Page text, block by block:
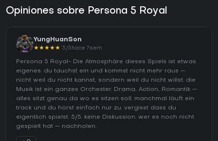
Opiniones sobre Persona 5 Royal
YungHuanSon
★★★★★ 5/5 hace 7sem
Persona 5 Royal- Die Atmosphäre dieses Spiels ist etwas
eigenes. du tauchst ein und kommst nicht mehr raus —
nicht weil du nicht kannst, sondern weil du nicht willst. die
Musik ist ein ganzes Orchester. Drama, Action, Romantik —
alles sitzt genau da wo es sitzen soll. manchmal läuft ein
track und du hörst einfach nur zu. vergisst dass du
eigentlich spielst. 5/5. keine Diskussion. wer es noch nicht
gespielt hat — nachholen.